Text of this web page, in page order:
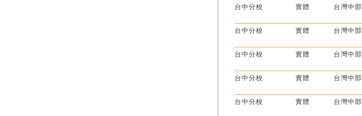
台中分校
實體 台灣中部
台中分校
實體 台灣中部
台中分校
實體 台灣中部
台中分校
實體 台灣中部
台中分校
實體 台灣中部